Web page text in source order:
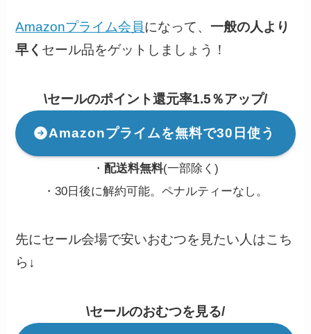
Amazonプライム会員になって、一般の人より
早く セール品をゲットしましょう！
\セールのポイント還元率1.5％アップ/
Amazonプライムを無料で30日使う
・ 配送料無料(一部除く)
・30日後に解約可能。ペナルティーなし。
先にセール会場で安いおむつを見たい人はこち
ら↓
\セールのおむつを見る/